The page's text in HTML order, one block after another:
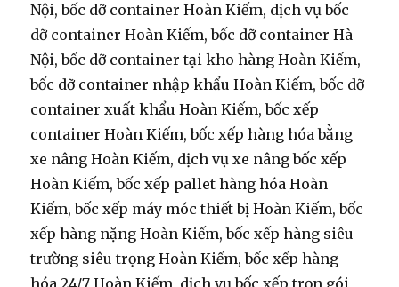
Nội, bốc dỡ container Hoàn Kiếm, dịch vụ bốc
dỡ container Hoàn Kiếm, bốc dỡ container Hà
Nội, bốc dỡ container tại kho hàng Hoàn Kiếm,
bốc dỡ container nhập khẩu Hoàn Kiếm, bốc dỡ
container xuất khẩu Hoàn Kiếm, bốc xếp
container Hoàn Kiếm, bốc xếp hàng hóa bằng
xe nâng Hoàn Kiếm, dịch vụ xe nâng bốc xếp
Hoàn Kiếm, bốc xếp pallet hàng hóa Hoàn
Kiếm, bốc xếp máy móc thiết bị Hoàn Kiếm, bốc
xếp hàng nặng Hoàn Kiếm, bốc xếp hàng siêu
trường siêu trọng Hoàn Kiếm, bốc xếp hàng